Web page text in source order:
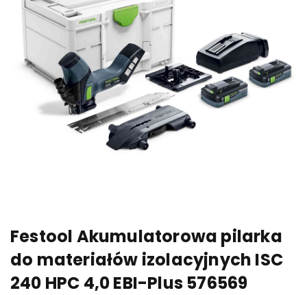
Festool Akumulatorowa pilarka
do materiałów izolacyjnych ISC
240 HPC 4,0 EBI-Plus 576569